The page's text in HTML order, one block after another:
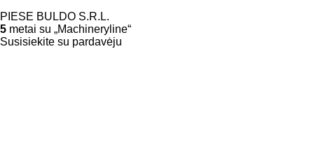
PIESE BULDO S.R.L.
5 metai su „Machineryline“
Susisiekite su pardavėju